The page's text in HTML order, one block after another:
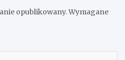
opublikowany.Wymagane